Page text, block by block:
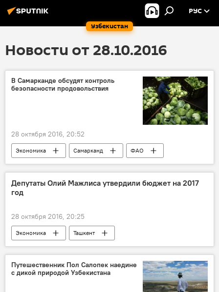
Узбекистан
РУС
Новости от 28.10.2016
В Самарканде обсудят контроль
безопасности продовольствия
28 октября 2016, 20:52
Экономика Самарканд ФАО
Депутаты Олий Мажлиса утвердили бюджет на 2017
год
28 октября 2016, 20:25
Экономика
Ташкент
Шавкат Мирзиёев
Олий Мажлис
Путешественник Пол Салопек наедине
с дикой природой Узбекистана